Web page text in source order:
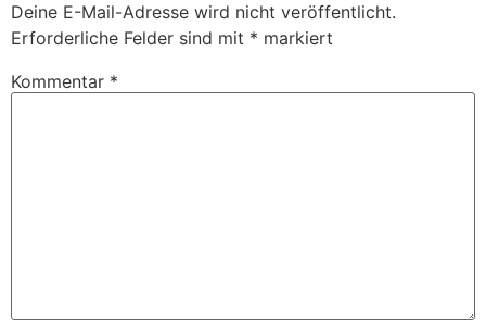
Deine E-Mail-Adresse wird nicht veröffentlicht.
Erforderliche Felder sind mit * markiert
Kommentar *